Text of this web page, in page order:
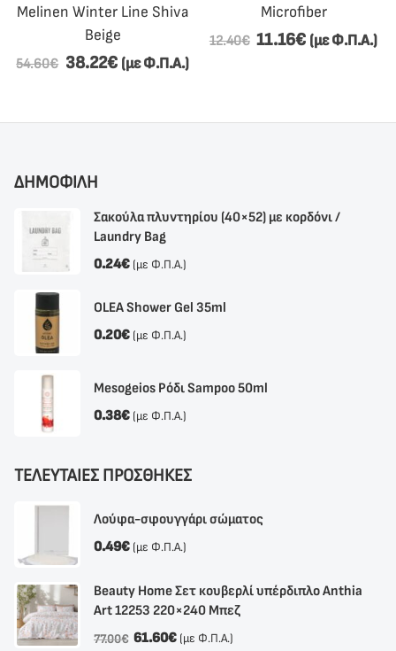
Melinen Winter Line Shiva
Beige
54.60€ 38.22€ (με Φ.Π.Α.)
Microfiber
12.40€ 11.16€ (με Φ.Π.Α.)
ΔΗΜΟΦΙΛΗ
Σακούλα πλυντηρίου (40×52) με κορδόνι /
Laundry Bag
0.24€ (με Φ.Π.Α.)
OLEA Shower Gel 35ml
0.20€ (με Φ.Π.Α.)
Mesogeios Ρόδι Sampoo 50ml
0.38€ (με Φ.Π.Α.)
ΤΕΛΕΥΤΑΙΕΣ ΠΡΟΣΘΗΚΕΣ
Λούφα-σφουγγάρι σώματος
0.49€ (με Φ.Π.Α.)
Beauty Home Σετ κουβερλί υπέρδιπλο Anthia
Αrt 12253 220×240 Μπεζ
77.00€ 61.60€ (με Φ.Π.Α.)